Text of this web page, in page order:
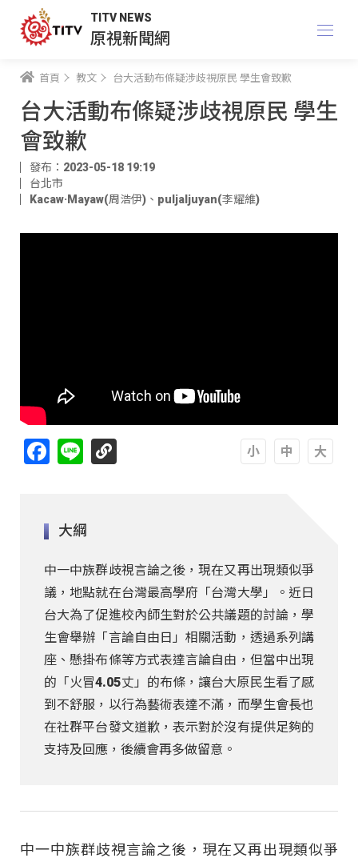
TITV NEWS
原視新聞網
首頁 教文 台大活動布條疑涉歧視原民 學生會致歉
台大活動布條疑涉歧視原民 學生
會致歉
發布：2023-05-18 19:19
台北市
Kacaw·Mayaw(周浩伊) 、 puljaljuyan(李耀維)
Facebook
Line
大綱
中一中族群歧視言論之後，現在又再出現類似爭
議，地點就在台灣最高學府「台灣大學」。近日
台大為了促進校內師生對於公共議題的討論，學
生會舉辦「言論自由日」相關活動，透過系列講
座、懸掛布條等方式表達言論自由，但當中出現
的「火冒4.05丈」的布條，讓台大原民生看了感
到不舒服，以行為藝術表達不滿，而學生會長也
在社群平台發文道歉，表示對於沒有提供足夠的
支持及回應，後續會再多做留意。
中一中族群歧視言論之後，現在又再出現類似爭